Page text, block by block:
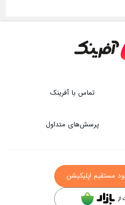
تماس با آفرینک
پرسش‌های متداول
مستقیم اپلیکیشن